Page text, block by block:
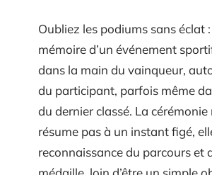
Oubliez les podiums sans éclat
mémoire d’un événement
dans la main du vainqueur,
du participant, parfois même
du dernier classé. La cérémonie
résume pas à un instant figé,
reconnaissance du parcours et